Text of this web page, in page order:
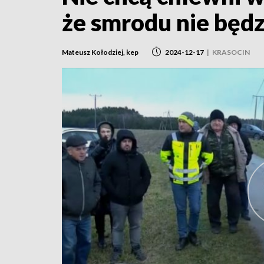
że smrodu nie
Mateusz Kołodziej, kep 2024-12-17 | KRASOCIN